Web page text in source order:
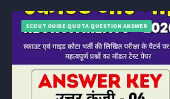
SCOUT GUIDE QUOTA QUESTION ANSWER